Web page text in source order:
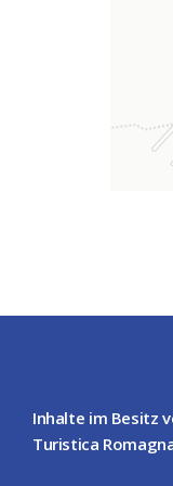
Inhalte im Besitz
Turistica